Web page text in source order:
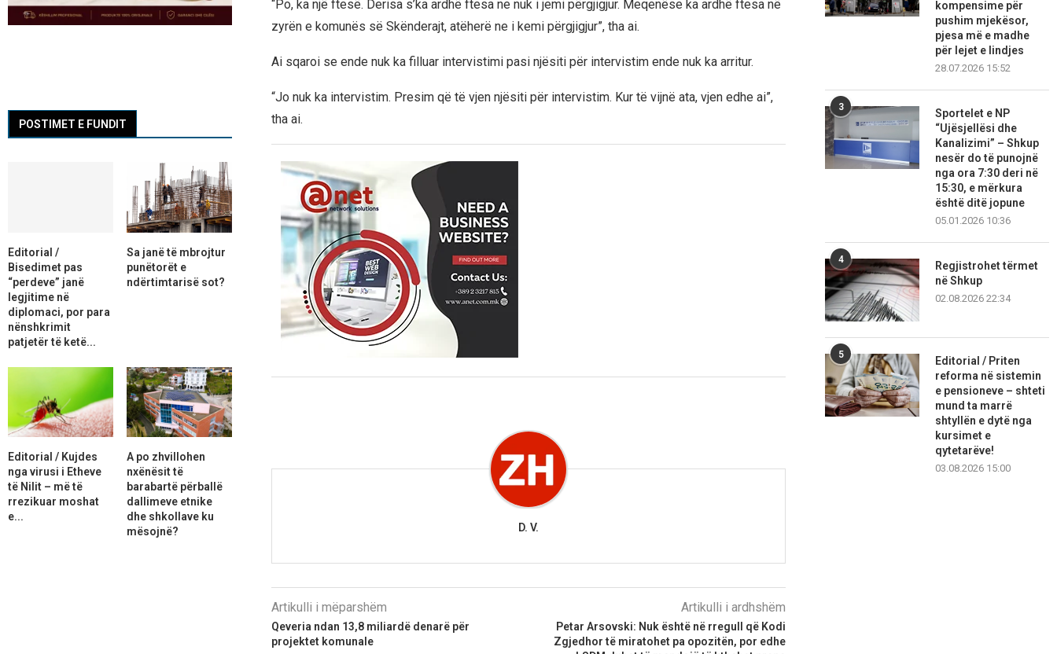
“Po, ka një ftesë. Derisa s’ka ardhë ftesa ne nuk i jemi përgjigjur. Meqenëse ka ardhë ftesa në
zyrën e komunës së Skënderajt, atëherë ne i kemi përgjigjur”, tha ai.
Ai sqaroi se ende nuk ka filluar intervistimi pasi njësiti për intervistim ende nuk ka arritur.
“Jo nuk ka intervistim. Presim që të vjen njësiti për intervistim. Kur të vijnë ata, vjen edhe ai”,
tha ai.
D. V.
Artikulli i mëparshëm
Qeveria ndan 13,8 miliardë denarë për
projektet komunale
Artikulli i ardhshëm
Petar Arsovski: Nuk është në rregull që Kodi
Zgjedhor të miratohet pa opozitën, por edhe
kompensime për
pushim mjekësor,
pjesa më e madhe
për lejet e lindjes
28.07.2026 15:52
3
Sportelet e NP
“Ujësjellësi dhe
Kanalizimi” – Shkup
nesër do të punojnë
nga ora 7:30 deri në
15:30, e mërkura
është ditë jopune
05.01.2026 10:36
4
Regjistrohet tërmet
në Shkup
02.08.2026 22:34
5
Editorial / Priten
reforma në sistemin
e pensioneve – shteti
mund ta marrë
shtyllën e dytë nga
kursimet e
qytetarëve!
03.08.2026 15:00
POSTIMET E FUNDIT
Editorial /
Bisedimet pas
“perdeve” janë
legjitime në
diplomaci, por para
nënshkrimit
patjetër të ketë...
Sa janë të mbrojtur
punëtorët e
ndërtimtarisë sot?
Editorial / Kujdes
nga virusi i Etheve
të Nilit – më të
rrezikuar moshat
e...
A po zhvillohen
nxënësit të
barabartë përballë
dallimeve etnike
dhe shkollave ku
mësojnë?